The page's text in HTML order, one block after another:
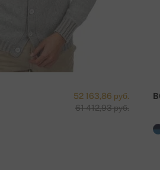
52 163,86 руб.
61 412,93 руб.